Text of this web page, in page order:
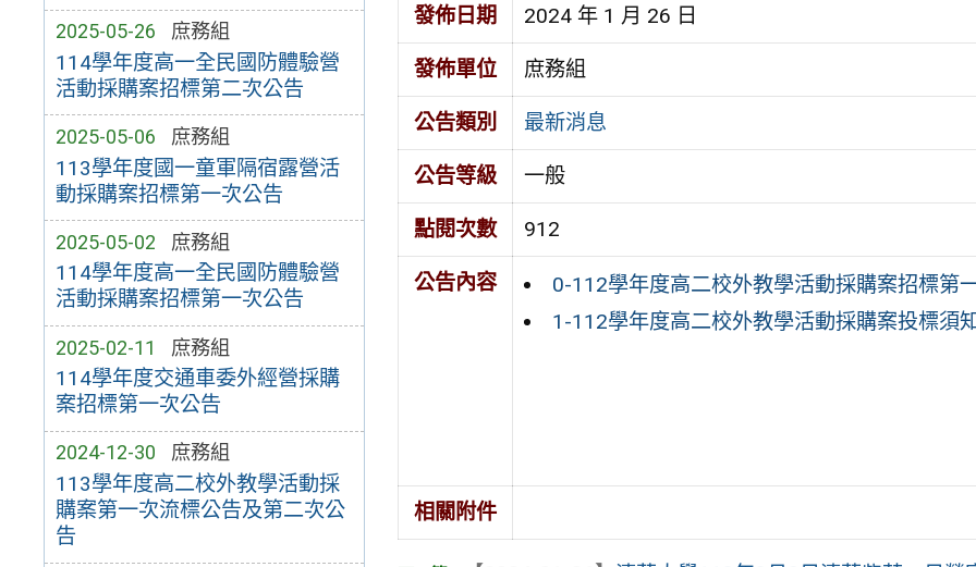
2025-05-26 庶務組
114學年度高一全民國防體驗營
活動採購案招標第二次公告
2025-05-06 庶務組
113學年度國一童軍隔宿露營活
動採購案招標第一次公告
2025-05-02 庶務組
114學年度高一全民國防體驗營
活動採購案招標第一次公告
2025-02-11 庶務組
114學年度交通車委外經營採購
案招標第一次公告
2024-12-30 庶務組
113學年度高二校外教學活動採
購案第一次流標公告及第二次公
告
發佈日期 2024 年 1 月 26 日
發佈單位 庶務組
公告類別 最新消息
公告等級 一般
點閱次數 912
公告內容
0-112學年度高二校外教學活動採購案招標第
1-112學年度高二校外教學活動採購案投標須知
相關附件